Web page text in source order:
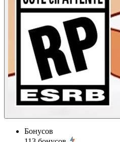
Бонусов